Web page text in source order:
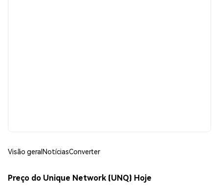
Visão geralNotíciasConverter
Preço do Unique Network (UNQ) Hoje